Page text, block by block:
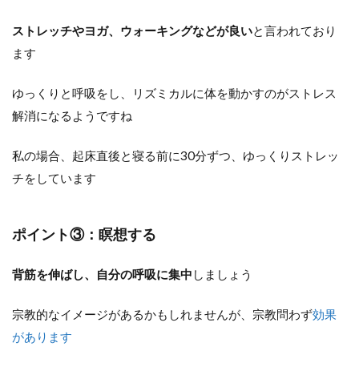
ストレッチやヨガ、ウォーキングなどが良いと言われており
ます
ゆっくりと呼吸をし、リズミカルに体を動かすのがストレス
解消になるようですね
私の場合、起床直後と寝る前に30分ずつ、ゆっくりストレッ
チをしています
ポイント③：瞑想する
背筋を伸ばし、自分の呼吸に集中 しましょう
宗教的なイメージがあるかもしれませんが、宗教問わず効果
があります